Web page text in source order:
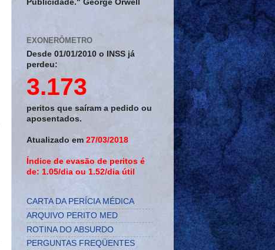
Publicidade." George Orwell
EXONERÔMETRO
Desde 01/01/2010 o INSS já
perdeu:
3.173
peritos que saíram a pedido ou
aposentados.
Atualizado em 27/03/2018
Índice de evasão de peritos é
de: 1.05/dia ou 1.52/dia útil
CARTA DA PERÍCIA MÉDICA
ARQUIVO PERITO MED
ROTINA DO ABSURDO
PERGUNTAS FREQÜENTES